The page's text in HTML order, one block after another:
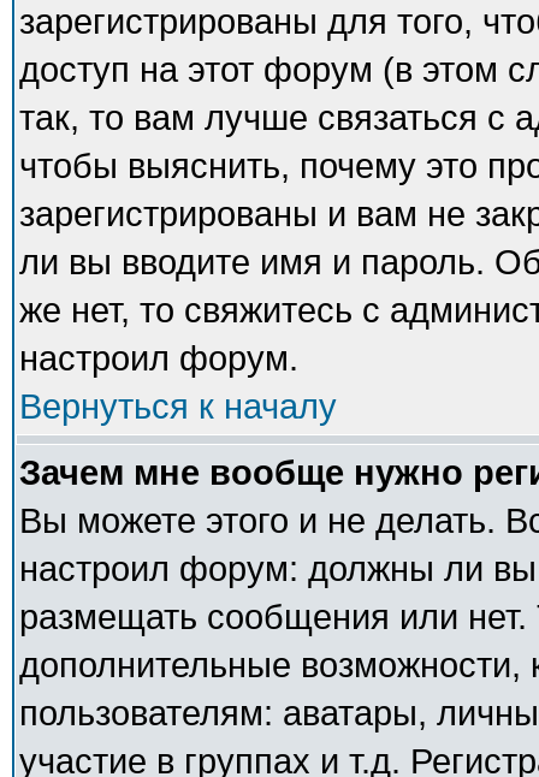
зарегистрированы для того,
доступ на этот форум (в этом
так, то вам лучше связаться с
чтобы выяснить, почему это
зарегистрированы и вам не
ли вы вводите имя и пароль.
же нет, то свяжитесь с
настроил форум.
Вернуться к началу
Зачем мне вообще нужно
Вы можете этого и не делать.
настроил форум: должны ли вы
размещать сообщения или
дополнительные
пользователям: аватары,
участие в группах и т.д.